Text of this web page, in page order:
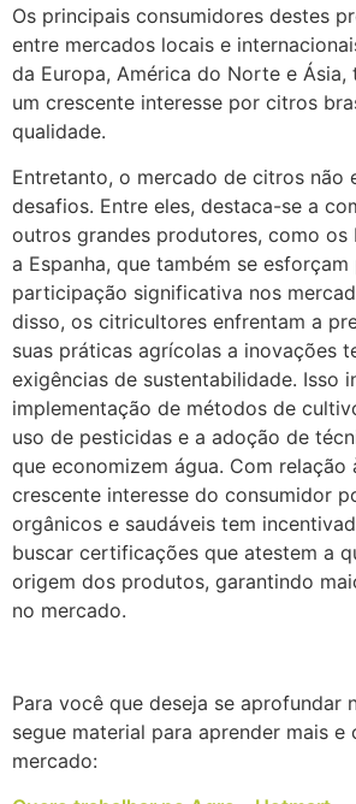
Os principais consumidores destes
entre mercados locais e
da Europa, América do Norte e
um crescente interesse por citros
qualidade.
Entretanto, o mercado de citros não
desafios. Entre eles, destaca-se a
outros grandes produtores, como os
a Espanha, que também se
participação significativa nos
disso, os citricultores enfrentam a
suas práticas agrícolas a inovações
exigências de sustentabilidade. Isso
implementação de métodos de
uso de pesticidas e a adoção de
que economizem água. Com relação
crescente interesse do consumidor
orgânicos e saudáveis tem
buscar certificações que atestem a
origem dos produtos, garantindo
no mercado.
Para você que deseja se aprofundar
segue material para aprender mais e
mercado: